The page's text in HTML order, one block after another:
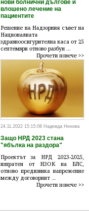
нови болнични дългове и
влошено лечение на
пациентите
Решение на Надзорния съвет на
Националната
здравноосигурителна каса от 25
септември отново разбун ...
Прочети повече >>
24.11.2022 15:15:08 Надежда Ненова
Защо НРД 2023 стана
"ябълка на раздора"
Проектът за НРД 2023-2025,
изпратен от НЗОК на БЛС,
отново предизвика напрежение
между договорнит ...
Прочети повече >>